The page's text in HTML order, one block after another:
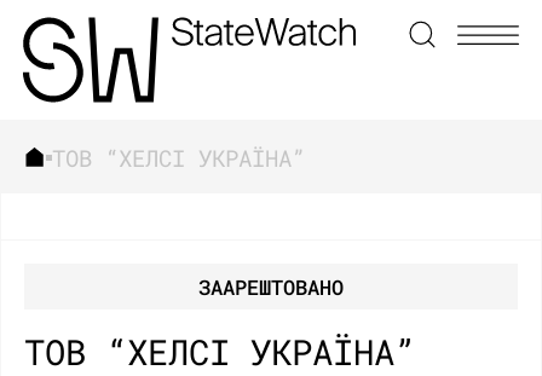
ТОВ “ХЕЛСІ УКРАЇНА”
ЗААРЕШТОВАНО
ТОВ “ХЕЛСІ УКРАЇНА”